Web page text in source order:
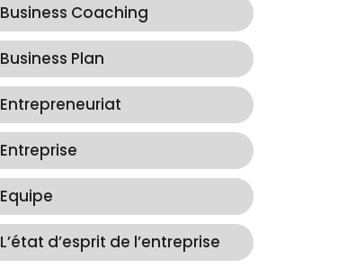
Business Coaching
Business Plan
Entrepreneuriat
Entreprise
Equipe
L’état d’esprit de l’entreprise